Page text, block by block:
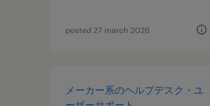
posted 27 march 2026
メーカー系のヘルプデスク・ユ